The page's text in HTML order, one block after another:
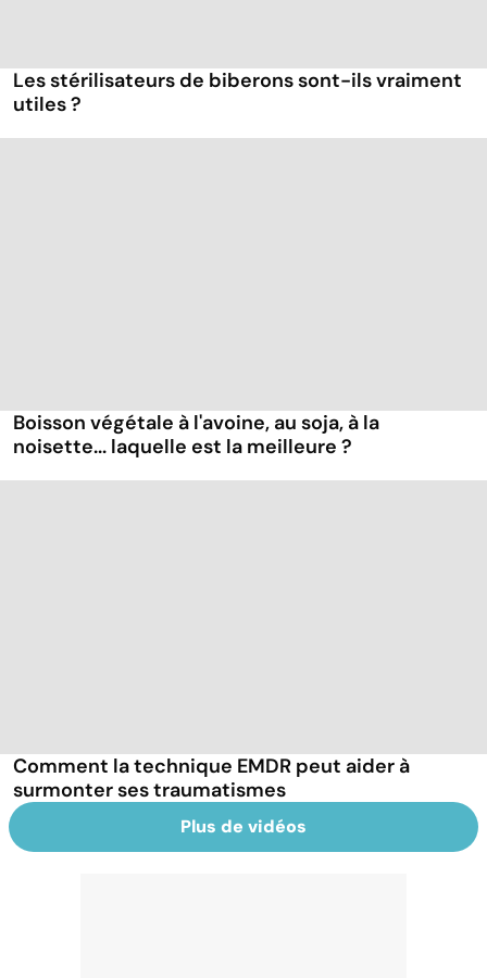
Les stérilisateurs de biberons sont-ils vraiment
utiles ?
Boisson végétale à l'avoine, au soja, à la
noisette... laquelle est la meilleure ?
Comment la technique EMDR peut aider à
surmonter ses traumatismes
Plus de vidéos